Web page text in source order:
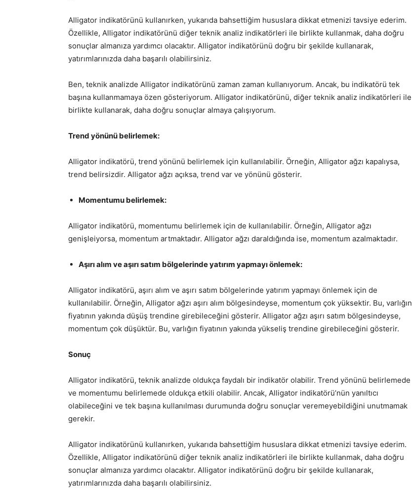
Alligator indikatörünü kullanırken, yukarıda bahsettiğim hususlara dikkat etmenizi tavsiye ederim.
Özellikle, Alligator indikatörünü diğer teknik analiz indikatörleri ile birlikte kullanmak, daha doğru
sonuçlar almanıza yardımcı olacaktır. Alligator indikatörünü doğru bir şekilde kullanarak,
yatırımlarınızda daha başarılı olabilirsiniz.
Ben, teknik analizde Alligator indikatörünü zaman zaman kullanıyorum. Ancak, bu indikatörü tek
başına kullanmamaya özen gösteriyorum. Alligator indikatörünü, diğer teknik analiz indikatörleri ile
birlikte kullanarak, daha doğru sonuçlar almaya çalışıyorum.
Trend yönünü belirlemek:
Alligator indikatörü, trend yönünü belirlemek için kullanılabilir. Örneğin, Alligator ağzı kapalıysa,
trend belirsizdir. Alligator ağzı açıksa, trend var ve yönünü gösterir.
Momentumu belirlemek:
Alligator indikatörü, momentumu belirlemek için de kullanılabilir. Örneğin, Alligator ağzı
genişleiyorsa, momentum artmaktadır. Alligator ağzı daraldığında ise, momentum azalmaktadır.
Aşırı alım ve aşırı satım bölgelerinde yatırım yapmayı önlemek:
Alligator indikatörü, aşırı alım ve aşırı satım bölgelerinde yatırım yapmayı önlemek için de
kullanılabilir. Örneğin, Alligator ağzı aşırı alım bölgesindeyse, momentum çok yüksektir. Bu, varlığın
fiyatının yakında düşüş trendine girebileceğini gösterir. Alligator ağzı aşırı satım bölgesindeyse,
momentum çok düşüktür. Bu, varlığın fiyatının yakında yükseliş trendine girebileceğini gösterir.
Sonuç
Alligator indikatörü, teknik analizde oldukça faydalı bir indikatör olabilir. Trend yönünü belirlemede
ve momentumu belirlemede oldukça etkili olabilir. Ancak, Alligator indikatörü’nün yanıltıcı
olabileceğini ve tek başına kullanılması durumunda doğru sonuçlar veremeyebildiğini unutmamak
gerekir.
Alligator indikatörünü kullanırken, yukarıda bahsettiğim hususlara dikkat etmenizi tavsiye ederim.
Özellikle, Alligator indikatörünü diğer teknik analiz indikatörleri ile birlikte kullanmak, daha doğru
sonuçlar almanıza yardımcı olacaktır. Alligator indikatörünü doğru bir şekilde kullanarak,
yatırımlarınızda daha başarılı olabilirsiniz.